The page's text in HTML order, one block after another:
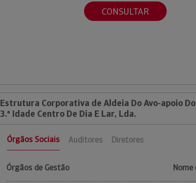
CONSULTAR
Estrutura Corporativa de Aldeia Do Avo-apoio
3.ª Idade Centro De Dia E Lar, Lda.
Órgãos Sociais Auditores Diretores
Órgãos de Gestão Nome